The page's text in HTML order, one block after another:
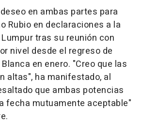
en ambas partes para
Rubio en declaraciones a la
tras su reunión con
nivel desde el regreso de
en enero. "Creo que las
altas", ha manifestado, al
que ambas potencias
fecha mutuamente aceptable"